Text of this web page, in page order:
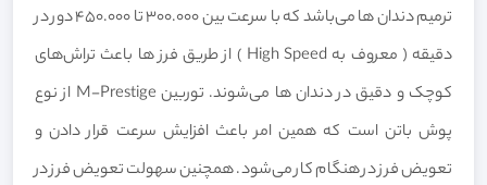
ترمیم دندان ها می‌باشد که با سرعت بین 300.000 تا 450.000 دور در
دقیقه ( معروف به High Speed ) از طریق فرز ها باعث تراش‌های
کوچک و دقیق در دندان ها می‌شوند. توربین M-Prestige از نوع
پوش باتن است که همین امر باعث افزایش سرعت قرار دادن و
تعویض فرز در هنگام کار می‌شود. همچنین سهولت تعویض فرز در